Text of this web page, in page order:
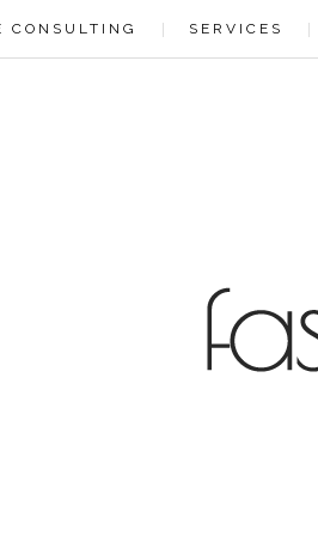
10px; /* increase value to move
solid #000; background-color:#ccc;
CONSULTING SERVICES